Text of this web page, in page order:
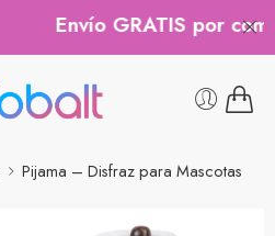
Envío GRATIS por
Pijama – Disfraz para Mascotas